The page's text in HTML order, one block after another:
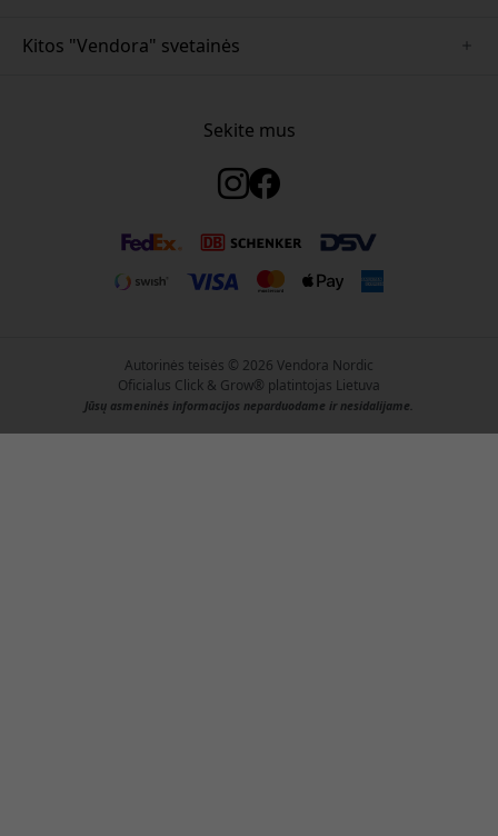
Kitos "Vendora" svetainės
www.plaud.se
Sekite mus
Autorinės teisės © 2026 Vendora Nordic
Oficialus Click & Grow® platintojas Lietuva
Jūsų asmeninės informacijos neparduodame ir nesidalijame.